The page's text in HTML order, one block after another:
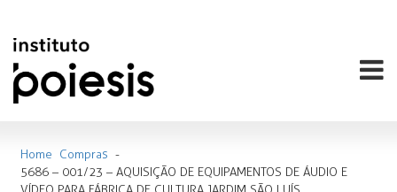
Home Compras -
5686 – 001/23 – AQUISIÇÃO DE EQUIPAMENTOS DE ÁUDIO E